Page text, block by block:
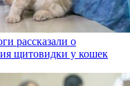
рассказали о
щитовидки у кошек